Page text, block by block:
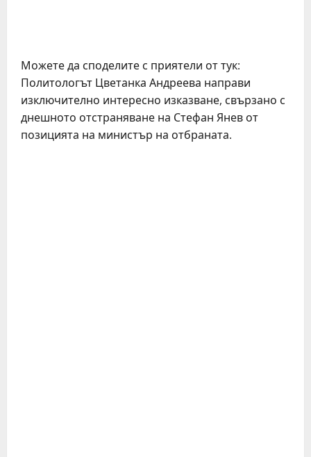
Можете да споделите с приятели от тук:
Политологът Цветанка Андреева направи
изключително интересно изказване, свързано с
днешното отстраняване на Стефан Янев от
позицията на министър на отбраната.